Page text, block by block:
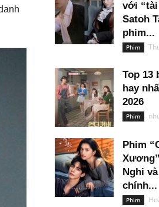
với
Satoh
phim...
Phim
Top 13
hay
2026
Phim
Phim
Nghi
chính...
Phim